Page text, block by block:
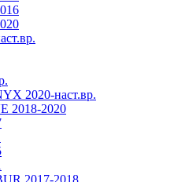
2020-наст.вр.
2018-2020
2017-2018